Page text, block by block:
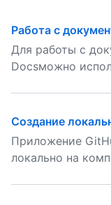
Работа с
Для работы с
Docsможно
Создание
Приложение
локально на